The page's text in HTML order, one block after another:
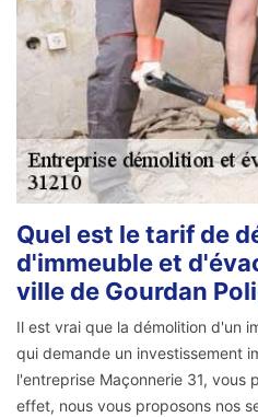
Quel est le tarif de
d'immeuble et
ville de Gourdan
Il est vrai que la démolition d'un
qui demande un investissement
l'entreprise Maçonnerie 31, vous
effet, nous vous proposons nos